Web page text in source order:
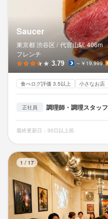
Saucer
東京都 渋谷区 / 代官山駅 406m
フレンチ
3.79 ～￥19,999
食べログ評価 3.5以上 小さなお店
正社員 調理師・調理スタッフ
最終更新日：30日以上前
1 / 17